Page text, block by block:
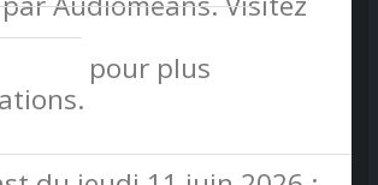
politique-de-
pour plus